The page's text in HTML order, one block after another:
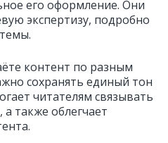
его оформление. Они
экспертизу, подробно
контент по разным
сохранять единый тон
читателям связывать
также облегчает